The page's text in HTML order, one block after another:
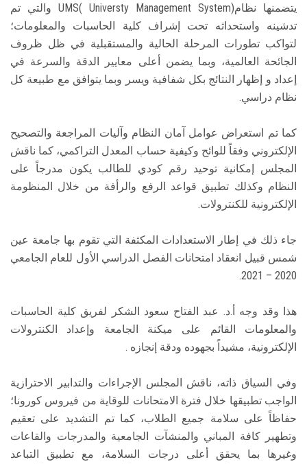
يتضمنها نظامUMS( Universty Management System) والتي تم
تدشينه واستحداثه تحت إشراف كلية الحاسبات والمعلومات؛
لتواكب تطورات المرحلة الحالية والمستقبلية في ظل ظروف
الجائحة العالمية، وبما يضمن أعلى معايير الدقة والسرعة في
إعداد و إظهار النتائج بكل شفافية ويسر وبما يتوافق مع طبيعة كل
نظام دراسي.
كما تم استعراض عوامل آمان النظام وآليات المراجعة والتصحيح
الإلكتروني وفقاً للوائح وكيفية حساب المعدل التراكمي، كما ناقش
المجلس إمكانية توحيد رقم كودي للطالب يكون مدرجاً على
النظام وكذلك تطبيق قواعد الرفع والرأفة من خلال المنظومة
الإلكترونية للكنترولات.
جاء ذلك في إطار الاستعدادات المكثفة التي تقوم بها جامعة عين
شمس قبيل انعقاد امتحانات الفصل الدراسي الأول للعام الجامعي
2020 – 2021.
هذا وقد وجه أ.د. عبد الفتاح سعود الشكر لفريق كلية الحاسبات
والمعلومات القائم على ميكنة الجامعة وإعداد الكنترولات
الإلكترونية، مشيداً بجهوده ودقة إنجازه .
وفي السياق ذاته، ناقش المجلس الإجراءات والتدابير الاحترازية
الواجب تطبيقها خلال فترة الامتحانات للوقاية من فيروس كورونا؛
حفاظاً على سلامة جميع الطلاب، كما تم التشديد على تعقيم
وتطهير كافة المباني والمنشآت الجامعية والمدرجات والقاعات
وغيرها بما يحقق أعلى درجات السلامة، مع تطبيق التباعد